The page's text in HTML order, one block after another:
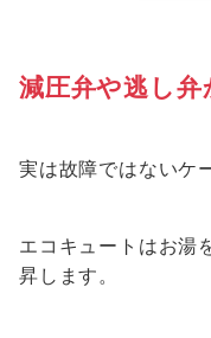
減圧弁や逃し
実は故障ではないケ
エコキュートはお湯
昇します。